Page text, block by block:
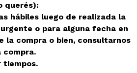
querés):
hábiles luego de realizada la
o para alguna fecha en
la compra o bien, consultarnos
compra.
tiempos.